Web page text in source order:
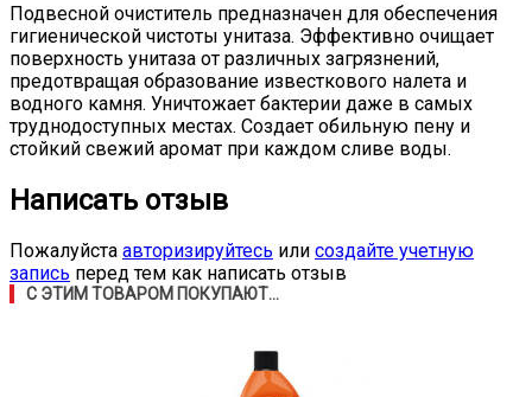
Подвесной очиститель предназначен для обеспечения
гигиенической чистоты унитаза. Эффективно очищает
поверхность унитаза от различных загрязнений,
предотвращая образование известкового налета и
водного камня. Уничтожает бактерии даже в самых
труднодоступных местах. Создает обильную пену и
стойкий свежий аромат при каждом сливе воды.
Написать отзыв
Пожалуйста авторизируйтесь или создайте учетную
запись перед тем как написать отзыв
С ЭТИМ ТОВАРОМ ПОКУПАЮТ...